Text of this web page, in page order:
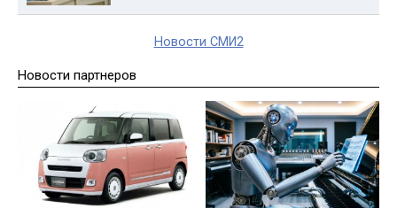
Новости СМИ2
Новости партнеров